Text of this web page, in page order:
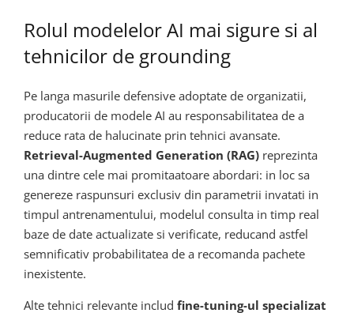
Rolul modelelor AI mai sigure si al
tehnicilor de grounding
Pe langa masurile defensive adoptate de organizatii,
producatorii de modele AI au responsabilitatea de a
reduce rata de halucinate prin tehnici avansate.
Retrieval-Augmented Generation (RAG) reprezinta
una dintre cele mai promitaatoare abordari: in loc sa
genereze raspunsuri exclusiv din parametrii invatati in
timpul antrenamentului, modelul consulta in timp real
baze de date actualizate si verificate, reducand astfel
semnificativ probabilitatea de a recomanda pachete
inexistente.
Alte tehnici relevante includ fine-tuning-ul specializat